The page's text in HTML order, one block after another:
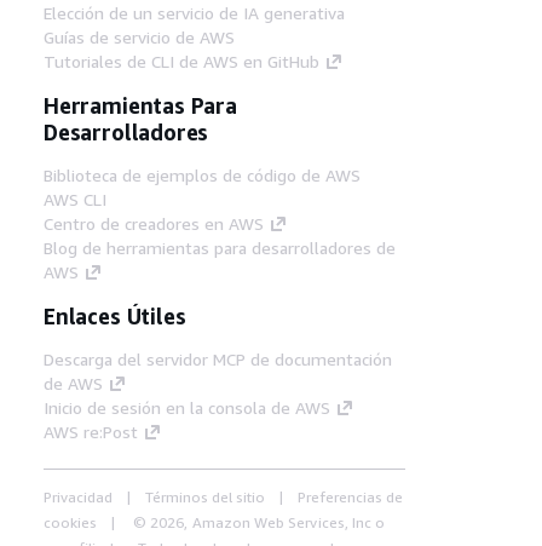
Elección de un servicio de IA generativa
Guías de servicio de AWS
Tutoriales de CLI de AWS en GitHub
Herramientas Para
Desarrolladores
Biblioteca de ejemplos de código de AWS
AWS CLI
Centro de creadores en AWS
Blog de herramientas para desarrolladores de
AWS
Enlaces Útiles
Descarga del servidor MCP de documentación
de AWS
Inicio de sesión en la consola de AWS
AWS re:Post
Privacidad Términos del sitio
Preferencias de
cookies
© 2026, Amazon Web Services, Inc o